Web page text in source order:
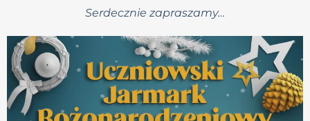
Serdecznie zapraszamy…